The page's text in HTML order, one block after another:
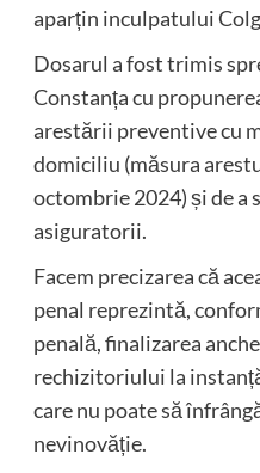
aparțin inculpatului
Dosarul a fost trimis
Constanța cu
arestării preventive cu
domiciliu (măsura
octombrie 2024) și de a
asiguratorii.
Facem precizarea că
penal reprezintă,
penală, finalizarea
rechizitoriului la
care nu poate să
nevinovăție.